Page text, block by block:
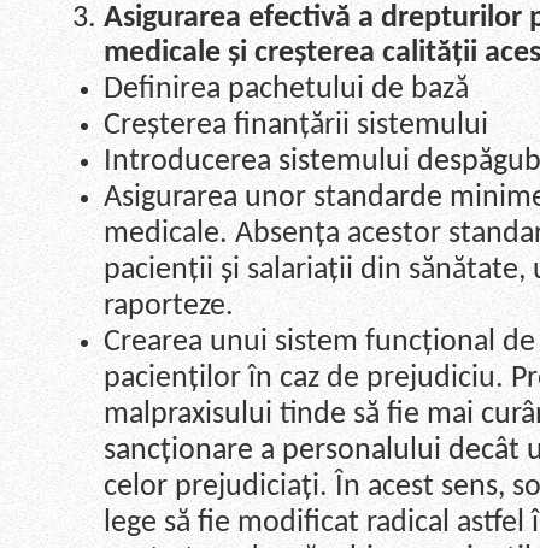
Asigurarea efectivă a drepturilor
medicale și creșterea calității
Definirea pachetului de bază
Creșterea finanțării sistemului
Introducerea sistemului
Asigurarea unor standarde
medicale. Absența acestor
pacienții și salariații din sănătate,
raporteze.
Crearea unui sistem funcțional
pacienților în caz de prejudiciu.
malpraxisului tinde să fie mai
sancționare a personalului decât
celor prejudiciați. În acest sens,
lege să fie modificat radical astfel